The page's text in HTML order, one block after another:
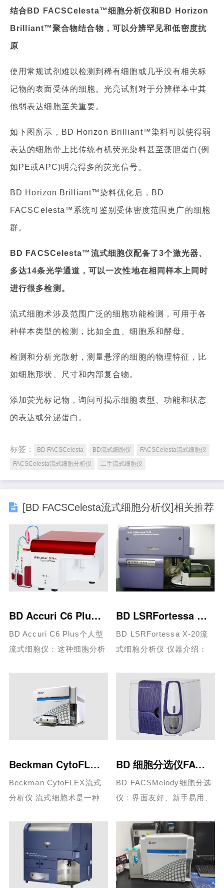
结合BD FACSCelesta™细胞分析仪和BD Horizon
Brilliant™聚合物结合物，可以分辨罕见和低密度抗
原
使用常规试剂难以检测到稀有细胞或几乎没有相关标
记物的表面受体的细胞。光亮试剂对于分辨样本中其
他弱表达细胞至关重要。
如下图所示，BD Horizon Brilliant™染料可以使得弱
表达的细胞带上比传统有机荧光染料甚至藻胆蛋白(例
如PE或APC)明亮得多的荧光信号。
BD Horizon Brilliant™染料优化后，BD
FACSCelesta™系统可鉴别受体密度范围更广的细胞
群。
BD FACSCelesta™流式细胞仪配备了3个激光器、
多达14条光学通道，可以一次性地在相同样本上同时
进行很多检测。
流式细胞术涉及范围广泛的细胞功能检测，可用于各
种样本类型的检测，比如全血、细胞系和酵母。
检测和分析光散射，测量悬浮的细胞的物理特征，比
如细胞形状、尺寸和内部复合物。
添加荧光标记物，询问可揭示细胞表型、功能和状态
的表达或分泌蛋白。
标签： BD FACSCelesta BD流式细胞仪
FACSCelesta流式细胞仪
FACSCelesta流式细胞分析仪
二手流式细胞仪
[BD FACSCelesta流式细胞分析仪]相关推荐
BD Accuri C6 Plus个人型流式细胞仪
BD Accuri C6 Plus个人型
流式细胞仪：这种细胞分析
细……...
BD LSRFortessa X-20流式细胞分析仪
BD LSRFortessa X-20流
式细胞分析仪 仪器介绍：
640nm、405nm、
561nm、355 nm 光学
参……...
Beckman CytoFLEX流式分析仪
Beckman CytoFLEX流式
分析仪 流式细胞术是一种
行快速、多参数分析的技
术，在细……...
BD 细胞分选仪FACSMelody
BD FACSMelody细胞分选
仪：界面友好、新手易用、
BD FACSMelody™细胞分
选仪新……...